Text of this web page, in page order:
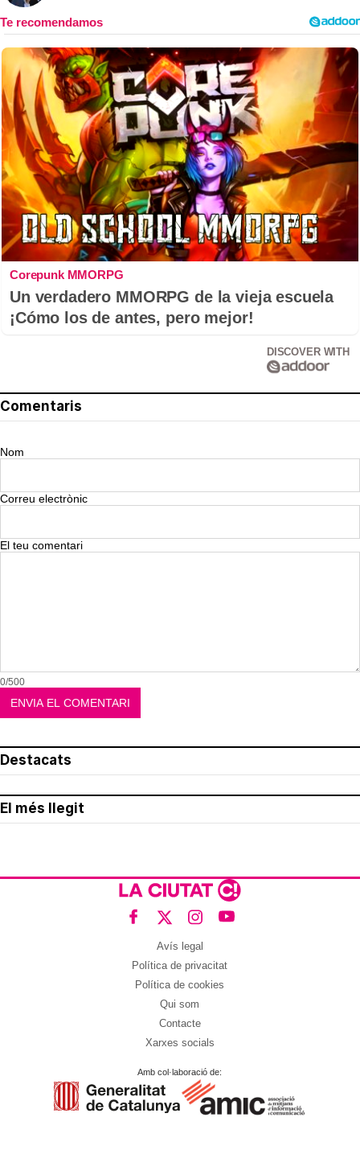
Corepunk MMORPG
Un verdadero MMORPG de la vieja escuela
¡Cómo los de antes, pero mejor!
DISCOVER WITH
Comentaris
Nom
Correu electrònic
El teu comentari
0/500
Destacats
El més llegit
Avís legal
Política de privacitat
Política de cookies
Qui som
Contacte
Xarxes socials
Amb col·laboració de: